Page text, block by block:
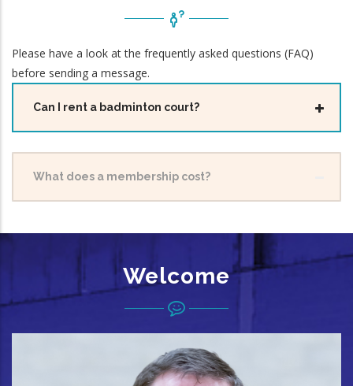
Please have a look at the frequently asked questions (FAQ)
before sending a message.
Can I rent a badminton court?
What does a membership cost?
Welcome